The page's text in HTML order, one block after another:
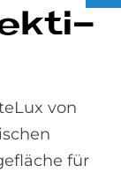
von
für